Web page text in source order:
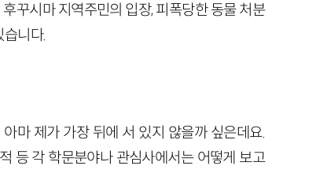
꾸시마 지역주민의 입장, 피폭당한 동물 처분
니다.
마 제가 가장 뒤에 서 있지 않을까 싶은데요.
등 각 학문분야나 관심사에서는 어떻게 보고